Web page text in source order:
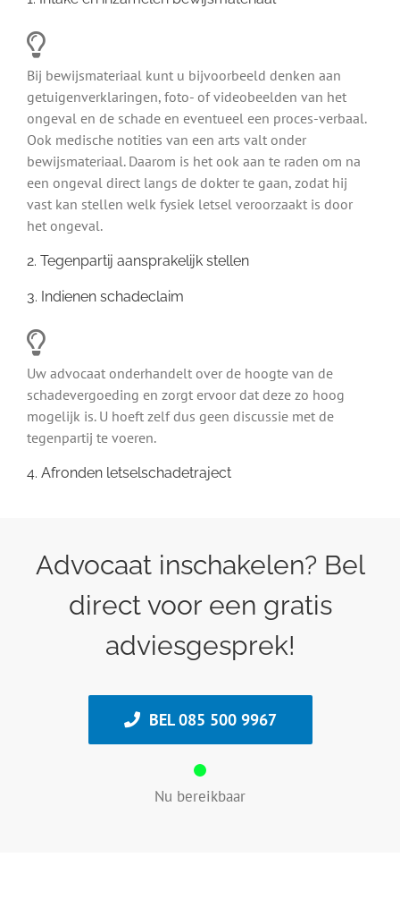
Bij bewijsmateriaal kunt u bijvoorbeeld denken aan
getuigenverklaringen, foto- of videobeelden van het
ongeval en de schade en eventueel een proces-verbaal.
Ook medische notities van een arts valt onder
bewijsmateriaal. Daarom is het ook aan te raden om na
een ongeval direct langs de dokter te gaan, zodat hij
vast kan stellen welk fysiek letsel veroorzaakt is door
het ongeval.
2. Tegenpartij aansprakelijk stellen
3. Indienen schadeclaim
Uw advocaat onderhandelt over de hoogte van de
schadevergoeding en zorgt ervoor dat deze zo hoog
mogelijk is. U hoeft zelf dus geen discussie met de
tegenpartij te voeren.
4. Afronden letselschadetraject
Advocaat inschakelen? Bel
direct voor een gratis
adviesgesprek!
BEL 085 500 9967
Nu bereikbaar